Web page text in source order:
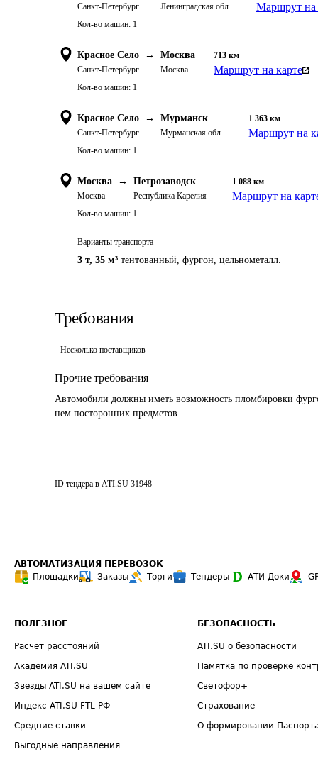
Санкт-Петербург Ленинградская обл. Маршрут на
Кол-во машин: 1
Красное Село →
Санкт-Петербург
Москва
Москва
713 км
Маршрут на карте
Кол-во машин: 1
Красное Село →
Санкт-Петербург
Мурманск
Мурманская обл.
1 363 км
Маршрут на
Кол-во машин: 1
Москва →
Москва
Петрозаводск
Республика Карелия
1 088 км
Маршрут на
Кол-во машин: 1
Варианты транспорта
3 т, 35 м³ тентованный, фургон, цельнометалл.
Требования
Несколько поставщиков
Прочие требования
Автомобили должны иметь возможность пломбировки
нем посторонних предметов.
ID тендера в ATI.SU 31948
АВТОМАТИЗАЦИЯ ПЕРЕВОЗОК
Площадки
Заказы Торги Тендеры АТИ-Доки
ПОЛЕЗНОЕ
Расчет расстояний
Академия ATI.SU
Звезды ATI.SU на вашем сайте
Индекс ATI.SU FTL РФ
Средние ставки
Выгодные направления
БЕЗОПАСНОСТЬ
ATI.SU о безопасности
Памятка по проверке
Светофор+
Страхование
О формировании